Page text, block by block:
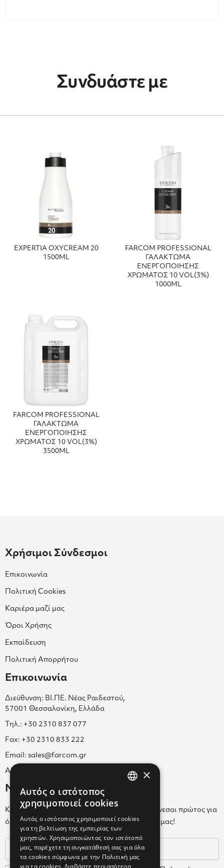
Συνδυάστε με
EXPERTIA ΟΧΥCRΕΑΜ 20
1500ML
FARCOM PROFESSIONAL
ΓΑΛΑΚΤΩΜΑ
ΕΝΕΡΓΟΠΟΙΗΣΗΣ
ΧΡΩΜΑΤΟΣ 10 VOL(3%)
1000ML
FARCOM PROFESSIONAL
ΓΑΛΑΚΤΩΜΑ
ΕΝΕΡΓΟΠΟΙΗΣΗΣ
ΧΡΩΜΑΤΟΣ 10 VOL(3%)
3500ML
Χρήσιμοι Σύνδεσμοι
Επικοινωνία
Πολιτική Cookies
Καριέρα μαζί μας
Όροι Χρήσης
Εκπαίδευση
Πολιτική Απορρήτου
Επικοινωνία
Διεύθυνση: ΒΙ.ΠΕ. Νέας Ραιδεστού,
57001 Θεσσαλονίκη, Ελλάδα
Τηλ.: +30 2310 837 077
Fax: +30 2310 833 222
Email: sales@farcom.gr
ΑΡ.Γ.Ε.ΜΗ. 038365205000
Newsletter
Κάνε εγγραφή στο Newsletter για να ενημερώνεσαι πρώτος για
όλα τα νέα μας και τα ολοκαίνουρια προϊόντα μας!
×
Αυτός ο ιστότοπος
χρησιμοποιεί cookies
Αυτός ο ιστότοπος χρησιμοποιεί cookies
για τη βελτίωση της εμπειρίας των
χρηστών. Χρησιμοποιώντας τον ιστότοπό
μας, παρέχετε τη συγκατάθεσή σας για όλα
τα cookies σύμφωνα με την Πολιτική μας
για τα cookies. Διαβάστε περισσότερα